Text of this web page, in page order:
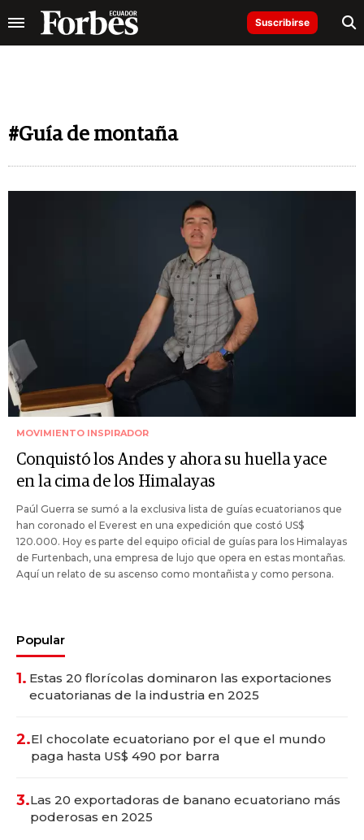
Suscribirse
#Guía de montaña
MOVIMIENTO INSPIRADOR
Conquistó los Andes y ahora su huella yace
en la cima de los Himalayas
Paúl Guerra se sumó a la exclusiva lista de guías ecuatorianos que
han coronado el Everest en una expedición que costó US$
120.000. Hoy es parte del equipo oficial de guías para los Himalayas
de Furtenbach, una empresa de lujo que opera en estas montañas.
Aquí un relato de su ascenso como montañista y como persona.
Popular
1. Estas 20 florícolas dominaron las exportaciones
ecuatorianas de la industria en 2025
2.El chocolate ecuatoriano por el que el mundo
paga hasta US$ 490 por barra
3.Las 20 exportadoras de banano ecuatoriano más
poderosas en 2025